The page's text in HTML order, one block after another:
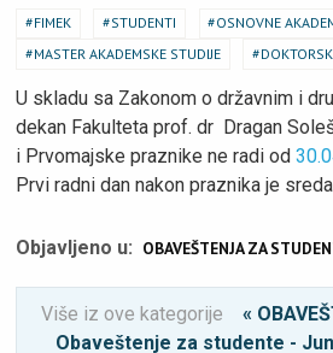
FIMEK STUDENTI
OSNOVNE
MASTER AKADEMSKE STUDIJE
U skladu sa Zakonom o državnim i
dekan Fakulteta prof. dr Dragan
i Prvomajske praznike ne radi od
Prvi radni dan nakon praznika je
Objavljeno u: OBAVEŠTENJA ZA
Više iz ove kategorije
«
Obaveštenje za studente -